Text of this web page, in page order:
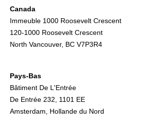
Canada
Immeuble 1000 Roosevelt Crescent
120-1000 Roosevelt Crescent
North Vancouver, BC V7P3R4
Pays-Bas
Bâtiment De L'Entrée
De Entrée 232, 1101 EE
Amsterdam, Hollande du Nord